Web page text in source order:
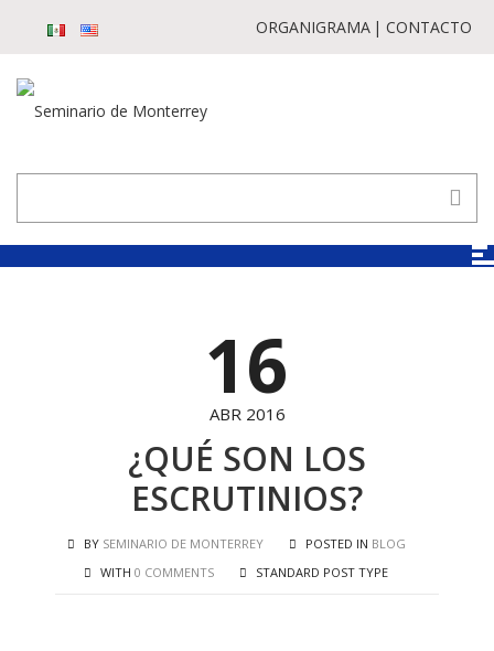
ORGANIGRAMA CONTACTO
16
ABR 2016
¿QUÉ SON LOS
ESCRUTINIOS?
BY SEMINARIO DE MONTERREY POSTED IN BLOG
WITH 0 COMMENTS STANDARD POST TYPE